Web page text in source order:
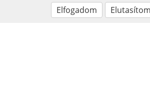
Elfogadom Elutasítom